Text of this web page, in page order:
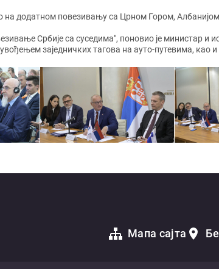
на додатном повезивању са Црном Гором,
Србије са суседима", поновио је
заједничких тагова на ауто-путевима, као
Мапа сајта